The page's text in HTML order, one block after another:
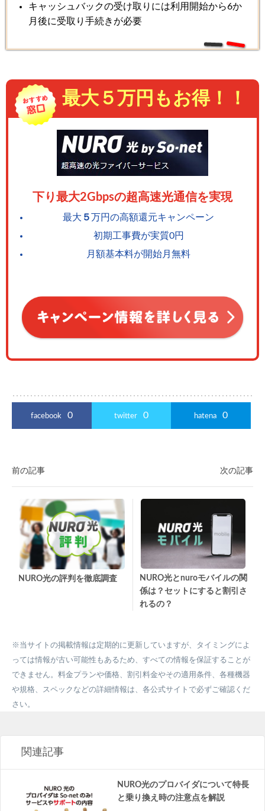
キャッシュバックの受け取りには利用開始から6か
月後に受取り手続きが必要
最大５万円もお得！！
下り最大2Gbpsの超高速光通信を実現
最大 ５ 万円の高額還元キャンペーン
初期工事費が実質0円
月額基本料が開始月無料
facebook 0 twitter 0 hatena 0
前の記事 次の記事
NURO光の評判を徹底調査
NURO光とnuroモバイルの関
係は？セットにすると割引さ
れるの？
※当サイトの掲載情報は定期的に更新していますが、タイミングによ
っては情報が古い可能性もあるため、すべての情報を保証することが
できません。料金プランや価格、割引料金やその適用条件、各種機器
や規格、スペックなどの詳細情報は、各公式サイトで必ずご確認くだ
さい。
関連記事
NURO光のプロバイダについて特長
と乗り換え時の注意点を解説